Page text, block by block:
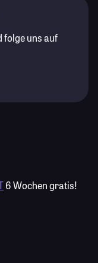
folge uns auf
6 Wochen gratis!